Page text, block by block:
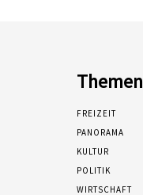
Themen
FREIZEIT
PANORAMA
KULTUR
POLITIK
WIRTSCHAFT